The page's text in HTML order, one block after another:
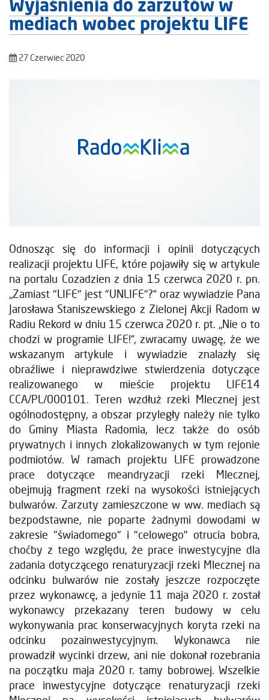
Wyjaśnienia do zarzutów w
mediach wobec projektu LIFE
27 Czerwiec 2020
Odnosząc się do informacji i opinii dotyczących
realizacji projektu LIFE, które pojawiły się w artykule
na portalu Cozadzien z dnia 15 czerwca 2020 r. pn.
„Zamiast "LIFE" jest "UNLIFE"?” oraz wywiadzie Pana
Jarosława Staniszewskiego z Zielonej Akcji Radom w
Radiu Rekord w dniu 15 czerwca 2020 r. pt. „Nie o to
chodzi w programie LIFE!”, zwracamy uwagę, że we
wskazanym artykule i wywiadzie znalazły się
obraźliwe i nieprawdziwe stwierdzenia dotyczące
realizowanego w mieście projektu LIFE14
CCA/PL/000101. Teren wzdłuż rzeki Mlecznej jest
ogólnodostępny, a obszar przyległy należy nie tylko
do Gminy Miasta Radomia, lecz także do osób
prywatnych i innych zlokalizowanych w tym rejonie
podmiotów. W ramach projektu LIFE prowadzone
prace dotyczące meandryzacji rzeki Mlecznej,
obejmują fragment rzeki na wysokości istniejących
bulwarów. Zarzuty zamieszczone w ww. mediach są
bezpodstawne, nie poparte żadnymi dowodami w
zakresie "świadomego" i "celowego" otrucia bobra,
choćby z tego względu, że prace inwestycyjne dla
zadania dotyczącego renaturyzacji rzeki Mlecznej na
odcinku bulwarów nie zostały jeszcze rozpoczęte
przez wykonawcę, a jedynie 11 maja 2020 r. został
wykonawcy przekazany teren budowy w celu
wykonywania prac konserwacyjnych koryta rzeki na
odcinku pozainwestycyjnym. Wykonawca nie
prowadził wycinki drzew, ani nie dokonał rozebrania
na początku maja 2020 r. tamy bobrowej. Wszelkie
prace inwestycyjne dotyczące renaturyzacji rzeki